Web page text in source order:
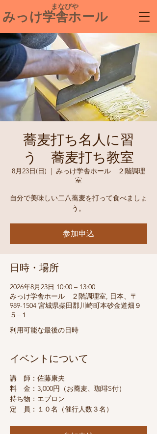
​ まなびや
みっけ学舎ホール
蕎麦打ち名人に習
う 蕎麦打ち教室
8月23日(日)
  |
みっけ学舎ホール ２階調理
室
自分で美味しい二八蕎麦を打って食べましょ
う。
参加申込
日時・場所
2026年8月23日 10:00 – 13:00
みっけ学舎ホール ２階調理室, 日本、〒
989-1504 宮城県柴田郡川崎町本砂金道畑９
５−１
利用可能な最後の日時
イベントについて
講　師：佐藤康夫
料　金：3,000円（お蕎麦、珈琲S付）
持ち物：エプロン
定　員：１０名（催行人数３名）
参加申込